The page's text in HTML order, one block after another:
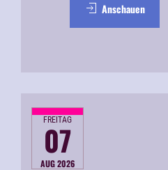
Anschauen
FREITAG
07
AUG 2026